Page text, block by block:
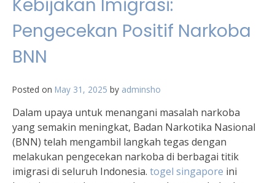
Kebijakan Imigrasi:
Pengecekan Positif Narkoba
BNN
Posted on May 31, 2025 by adminsho
Dalam upaya untuk menangani masalah narkoba
yang semakin meningkat, Badan Narkotika Nasional
(BNN) telah mengambil langkah tegas dengan
melakukan pengecekan narkoba di berbagai titik
imigrasi di seluruh Indonesia. togel singapore ini